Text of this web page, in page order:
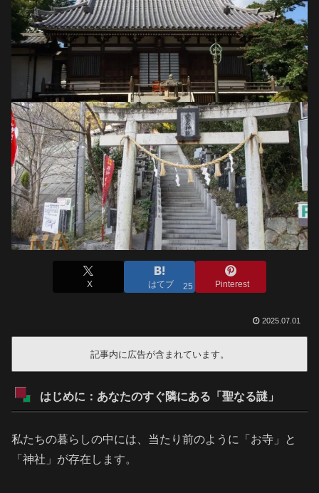
X はてブ 25 Pinterest
2025.07.01
記事内に広告が含まれています。
はじめに：あなたのすぐ隣にある「聖なる謎」
私たちの暮らしの中には、当たり前のように「お寺」と
「神社」が存在します。